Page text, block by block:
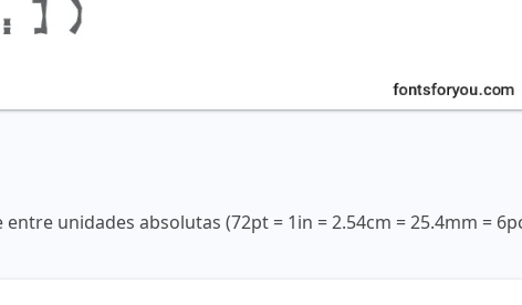
unidades absolutas (72pt = 1in = 2.54cm = 25.4mm =